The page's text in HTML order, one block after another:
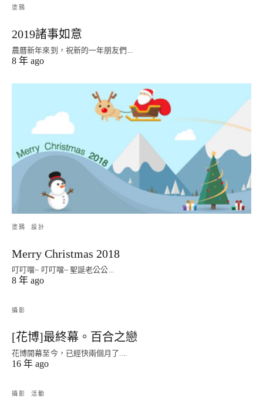
塗鴉
2019諸事如意
農曆新年來到，祝新的一年朋友們...
8 年 ago
塗鴉 設計
Merry Christmas 2018
叮叮噹~ 叮叮噹~ 聖誕老公公...
8 年 ago
攝影
[花博]最終幕。百合之戀
花博開幕至今，已經快兩個月了....
16 年 ago
攝影 活動